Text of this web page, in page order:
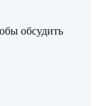
обсудить